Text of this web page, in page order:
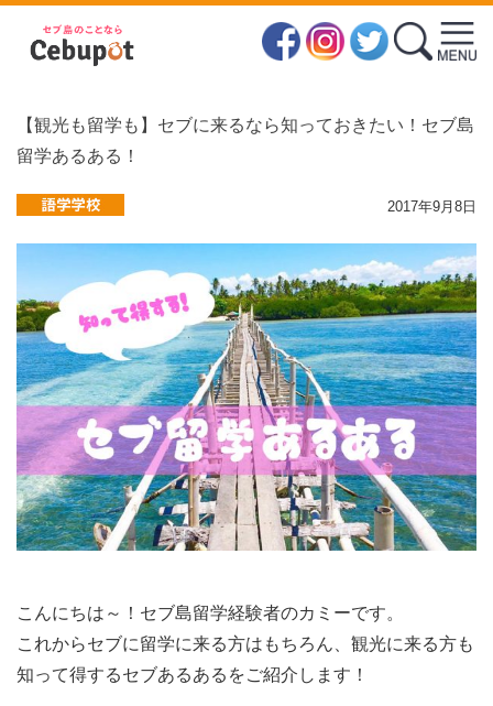
【観光も留学も】セブに来るなら知っておきたい！セブ島
留学あるある！
2017年9月8日
こんにちは～！セブ島留学経験者のカミーです。
これからセブに留学に来る方はもちろん、観光に来る方も
知って得するセブあるあるをご紹介します！